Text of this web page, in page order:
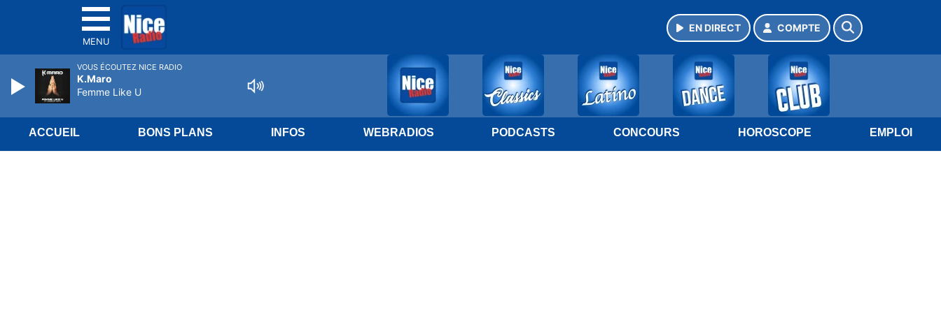
MENU
EN DIRECT COMPTE
ACCUEIL BONS PLANS INFOS WEBRADIOS PODCASTS CONCOURS HOROSCOPE EMPLOI
VOUS ÉCOUTEZ NICE RADIO
K.Maro
Femme Like U